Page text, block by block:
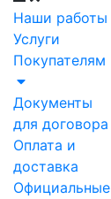
Наши работы
Услуги
Покупателям
Документы
для договора
Оплата и
доставка
Официальные